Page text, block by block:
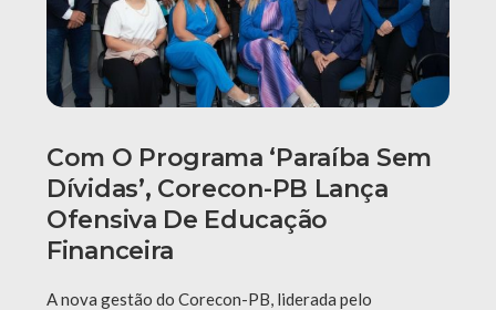
Com O Programa ‘Paraíba Sem
Dívidas’, Corecon-PB Lança
Ofensiva De Educação
Financeira
A nova gestão do Corecon-PB, liderada pelo